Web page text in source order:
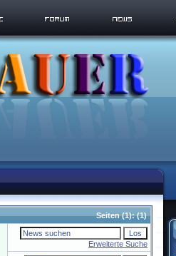
Seiten(1):(1)
Erweiterte Suche